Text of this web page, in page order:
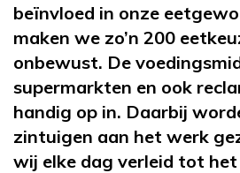
beïnvloed in onze
maken we zo’n 200
onbewust. De
supermarkten en ook
handig op in. Daarbij
zintuigen aan het werk
wij elke dag verleid tot het